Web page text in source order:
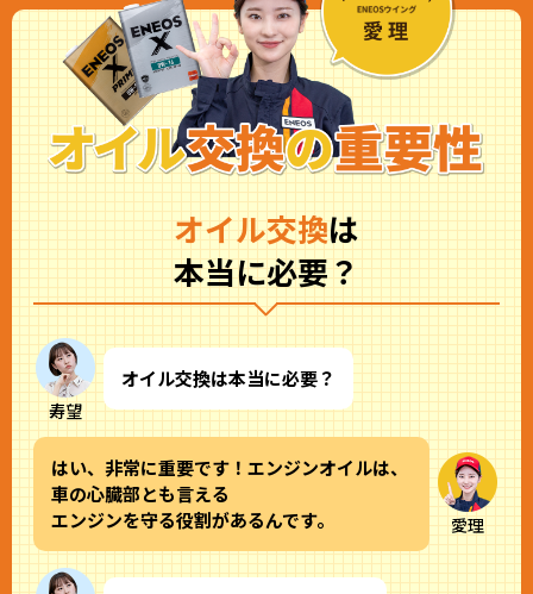
オイル交換は
本当に必要？
寿望
オイル交換は本当に必要？
愛理
はい、非常に重要です！エンジンオイルは、
車の心臓部とも言える
エンジンを守る役割があるんです。